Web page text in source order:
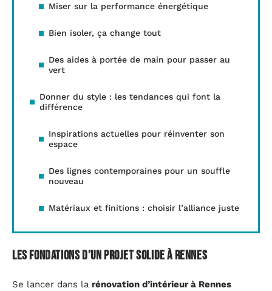
Miser sur la performance énergétique
Bien isoler, ça change tout
Des aides à portée de main pour passer au
vert
Donner du style : les tendances qui font la
différence
Inspirations actuelles pour réinventer son
espace
Des lignes contemporaines pour un souffle
nouveau
Matériaux et finitions : choisir l’alliance juste
Les fondations d’un projet solide à Rennes
Se lancer dans la rénovation d’intérieur à Rennes